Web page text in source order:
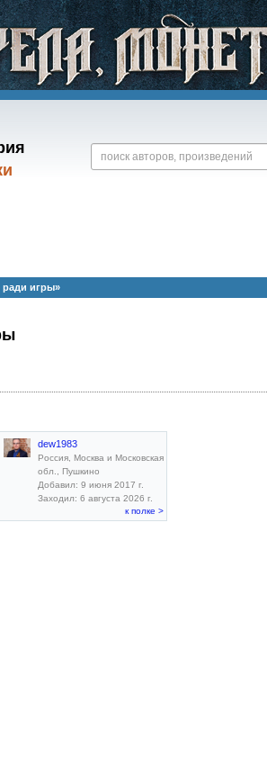
игры»
dew1983
Россия, Москва и Московская
обл., Пушкино
Добавил: 9 июня 2017 г.
Заходил: 6 августа 2026 г.
к полке >